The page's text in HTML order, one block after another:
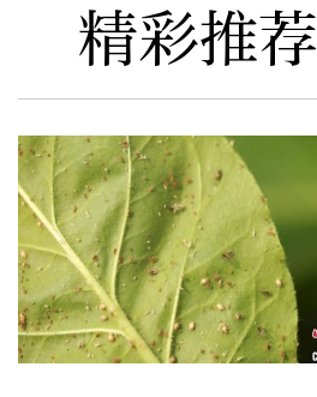
精彩推荐